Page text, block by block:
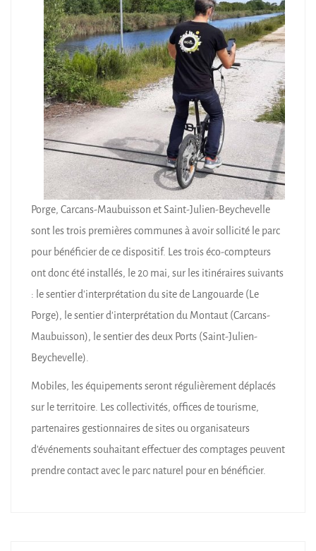
Porge, Carcans-Maubuisson et Saint-Julien-Beychevelle
sont les trois premières communes à avoir sollicité le parc
pour bénéficier de ce dispositif. Les trois éco-compteurs
ont donc été installés, le 20 mai, sur les itinéraires suivants
: le sentier d’interprétation du site de Langouarde (Le
Porge), le sentier d’interprétation du Montaut (Carcans-
Maubuisson), le sentier des deux Ports (Saint-Julien-
Beychevelle).
Mobiles, les équipements seront régulièrement déplacés
sur le territoire. Les collectivités, offices de tourisme,
partenaires gestionnaires de sites ou organisateurs
d’événements souhaitant effectuer des comptages peuvent
prendre contact avec le parc naturel pour en bénéficier.